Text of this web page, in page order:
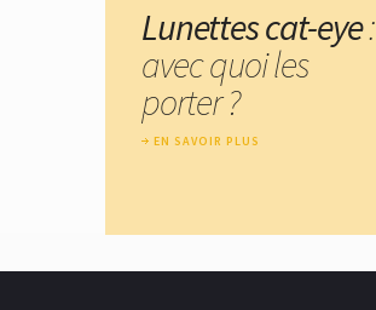
Lunettes cat-eye:
avec quoi les
porter ?
EN SAVOIR PLUS